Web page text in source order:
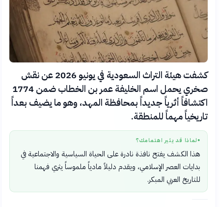
كشفت هيئة التراث السعودية في يونيو 2026 عن نقش
صخري يحمل اسم الخليفة عمر بن الخطاب ضمن 1774
اكتشافاً أثرياً جديداً بمحافظة المهد، وهو ما يضيف بعداً
تاريخياً مهماً للمنطقة.
● لماذا قد يثير اهتمامك؟
هذا الكشف يفتح نافذة نادرة على الحياة السياسية والاجتماعية في
بدايات العصر الإسلامي، ويقدم دليلاً مادياً ملموساً يثري فهمنا
للتاريخ العربي المبكر.